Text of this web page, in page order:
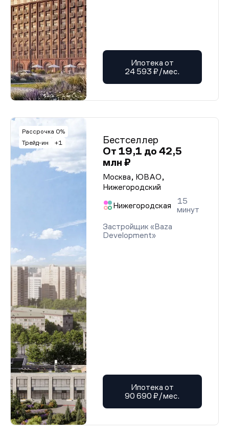
Ипотека от
24 593 ₽/мес.
Рассрочка 0%
Трейд-ин
+1
Бестселлер
От 19,1 до 42,5
млн ₽
Москва, ЮВАО,
Нижегородский
Нижегородская
15
минут
Застройщик «Baza
Development»
Ипотека от
90 690 ₽/мес.